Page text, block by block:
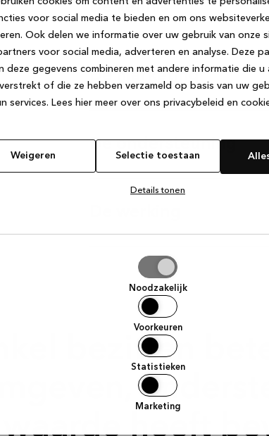
voor social media te bieden en om ons
Ook delen we informatie over uw gebruik van onze
voor social media, adverteren en analyse. Deze
deze gegevens combineren met andere informatie die u
of die ze hebben verzameld op basis van uw
services. Lees hier meer over ons privacybeleid en
Weigeren Selectie toestaan
Details tonen
Noodzakelijk
Voorkeuren
Statistieken
Marketing
De kennis
De marketing
De ondersteuning
bezitten
heeft